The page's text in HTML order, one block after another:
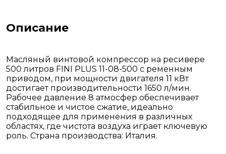
Описание
Масляный винтовой компрессор на ресивере
500 литров FINI PLUS 11-08-500 с ременным
приводом, при мощности двигателя 11 кВт
достигает производительности 1650 л/мин.
Рабочее давление 8 атмосфер обеспечивает
стабильное и чистое сжатие, идеально
подходящее для применения в различных
областях, где чистота воздуха играет ключевую
роль. Страна производства: Италия.